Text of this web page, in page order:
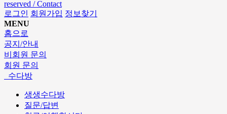
reserved / Contact
로그인 회원가입 정보찾기
MENU
홈으로
공지/안내
비회원 문의
회원 문의
수다방
생생수다방
질문/답변